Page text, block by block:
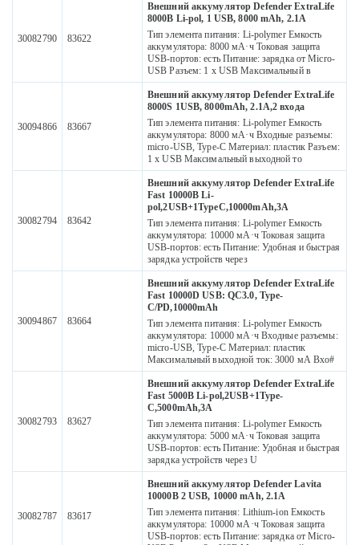
30082790 83622
Внешний аккумулятор Defender ExtraLife
8000B Li-pol, 1 USB, 8000 mAh, 2.1A
Тип элемента питания: Li-polymer Емкость
аккумулятора: 8000 мА·ч Токовая защита
USB-портов: есть Питание: зарядка от Micro-
USB Разъем: 1 x USB Максимальный в
30094866 83667
Внешний аккумулятор Defender ExtraLife
8000S 1USB, 8000mAh, 2.1A,2 входа
Тип элемента питания: Li-polymer Емкость
аккумулятора: 8000 мА·ч Входные разъемы:
micro-USB, Type-C Материал: пластик Разъем:
1 x USB Максимальный выходной то
30082794 83642
Внешний аккумулятор Defender ExtraLife
Fast 10000B Li-
pol,2USB+1TypeC,10000mAh,3A
Тип элемента питания: Li-polymer Емкость
аккумулятора: 10000 мА·ч Токовая защита
USB-портов: есть Питание: Удобная и быстрая
зарядка устройств через
30094867 83664
Внешний аккумулятор Defender ExtraLife
Fast 10000D USB: QC3.0, Type-
C/PD,10000mAh
Тип элемента питания: Li-polymer Емкость
аккумулятора: 10000 мА·ч Входные разъемы:
micro-USB, Type-C Материал: пластик
Максимальный выходной ток: 3000 мА Вхо#
30082793 83627
Внешний аккумулятор Defender ExtraLife
Fast 5000B Li-pol,2USB+1Type-
C,5000mAh,3A
Тип элемента питания: Li-polymer Емкость
аккумулятора: 5000 мА·ч Токовая защита
USB-портов: есть Питание: Удобная и быстрая
зарядка устройств через U
30082787 83617
Внешний аккумулятор Defender Lavita
10000B 2 USB, 10000 mAh, 2.1A
Тип элемента питания: Lithium-ion Емкость
аккумулятора: 10000 мА·ч Токовая защита
USB-портов: есть Питание: зарядка от Micro-